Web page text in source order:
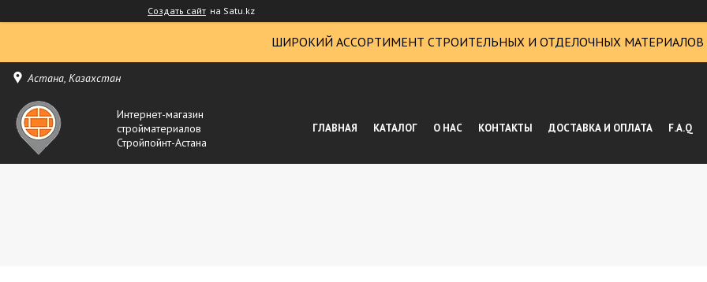
Создать сайт на Satu.kz
ШИРОКИЙ АССОРТИМЕНТ СТРОИТЕЛЬНЫХ И ОТДЕЛОЧНЫХ МАТЕРИАЛОВ
Астана, Казахстан
Интернет-магазин
стройматериалов
Стройпойнт-Астана
ГЛАВНАЯ КАТАЛОГ О НАС КОНТАКТЫ ДОСТАВКА И ОПЛАТА F.A.Q